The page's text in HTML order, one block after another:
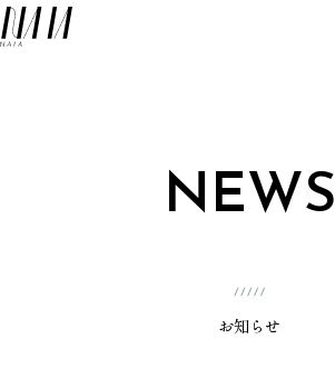
NAIA
NEWS
お知らせ